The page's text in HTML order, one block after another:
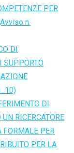
PER
n.
DI
SUPPORTO
DI
RICERCATORE
FORMALE PER
PER LA